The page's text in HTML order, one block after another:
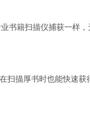
书籍扫描仪捕获一样，
描厚书时也能快速获